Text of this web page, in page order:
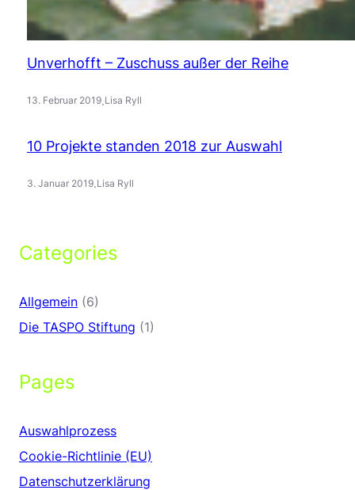
Unverhofft – Zuschuss außer der Reihe
13. Februar 2019.Lisa Ryll
10 Projekte standen 2018 zur Auswahl
3. Januar 2019.Lisa Ryll
Categories
Allgemein (6)
Die TASPO Stiftung (1)
Pages
Auswahlprozess
Cookie-Richtlinie (EU)
Datenschutzerklärung